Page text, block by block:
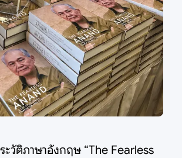
วัติภาษาอังกฤษ “The Fearless